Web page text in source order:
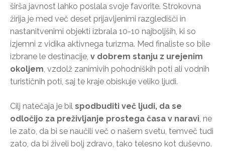
širša javnost lahko poslala svoje favorite. Strokovna
žirija je med več deset prijavljenimi razgledišči in
nastanitvenimi objekti izbrala 10-10 najboljših, ki so
izjemni z vidika aktivnega turizma. Med finaliste so bile
izbrane le destinacije, v dobrem stanju z urejenim
okoljem, vzdolž zanimivih pohodniških poti ali vodnih
turističnih poti, saj te kraje obiskuje veliko ljudi.
Cilj natečaja je bil spodbuditi več ljudi, da se
odločijo za preživljanje prostega časa v naravi, ne
le zato, da bi se naučili več o našem svetu, temveč tudi
zato, da bi živeli bolj zdravo, tako telesno kot duševno.